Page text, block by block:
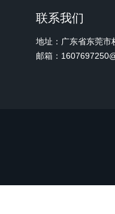
联系我们
地址：广东省东莞市
邮箱：